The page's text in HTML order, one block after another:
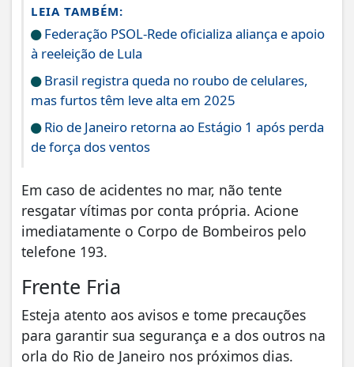
LEIA TAMBÉM:
Federação PSOL-Rede oficializa aliança e apoio
à reeleição de Lula
Brasil registra queda no roubo de celulares,
mas furtos têm leve alta em 2025
Rio de Janeiro retorna ao Estágio 1 após perda
de força dos ventos
Em caso de acidentes no mar, não tente
resgatar vítimas por conta própria. Acione
imediatamente o Corpo de Bombeiros pelo
telefone 193.
Frente Fria
Esteja atento aos avisos e tome precauções
para garantir sua segurança e a dos outros na
orla do Rio de Janeiro nos próximos dias.